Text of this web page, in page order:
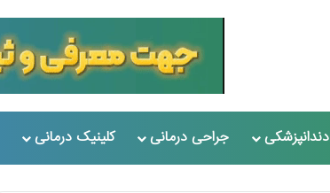
دندانپزشکی جراحی درمانی کلینیک درمانی